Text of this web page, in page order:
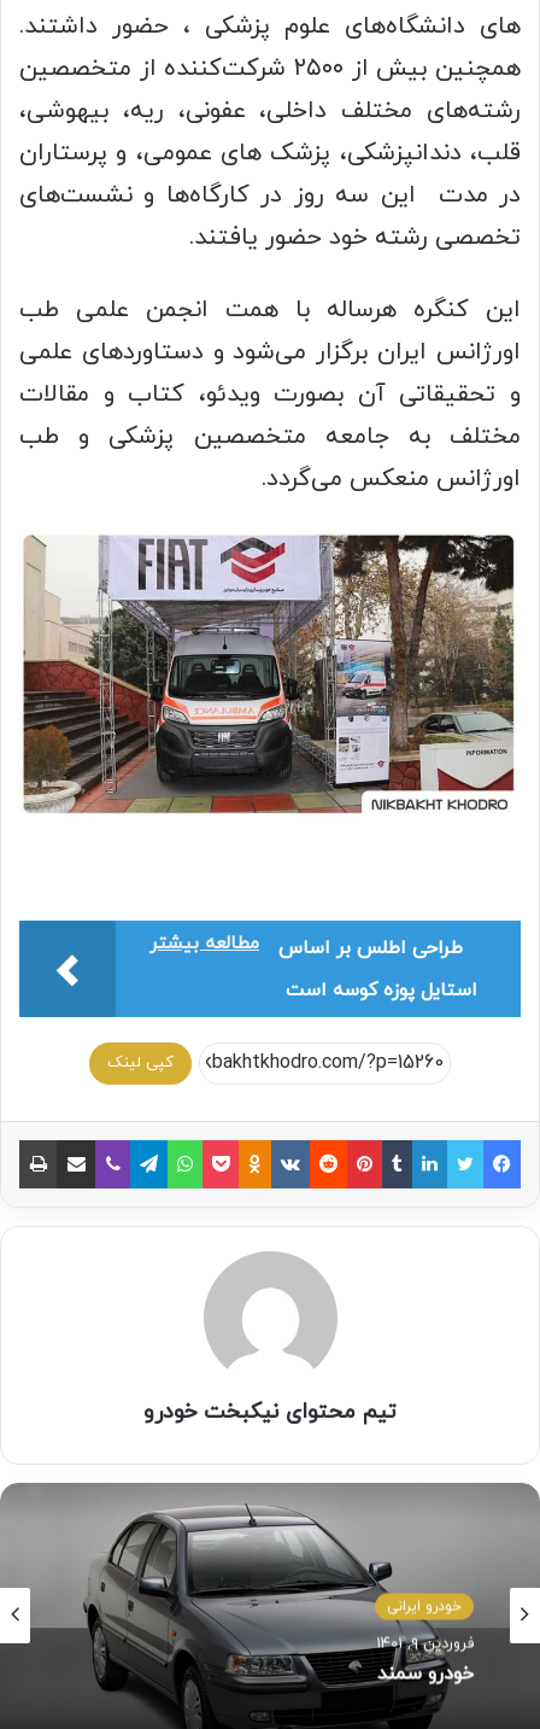
های دانشگاه‌های علوم پزشکی ، حضور داشتند.
همچنین بیش از ۲۵۰۰ شرکت‌کننده از متخصصین
رشته‌های مختلف داخلی، عفونی، ریه، بیهوشی،
قلب، دندانپزشکی، پزشک های عمومی، و پرستاران
در مدت این سه روز در کارگاه‌ها و نشست‌های
تخصصی رشته خود حضور یافتند.
این کنگره هرساله با همت انجمن علمی طب
اورژانس ایران برگزار می‌شود و دستاوردهای علمی
و تحقیقاتی آن بصورت ویدئو، کتاب و مقالات
مختلف به جامعه متخصصین پزشکی و طب
اورژانس منعکس می‌گردد.
مطالعه بیشتر
طراحی اطلس بر اساس
استایل پوزه کوسه است
کپی لینک
تیم محتوای نیکبخت خودرو
خودرو ایرانی
فروردین ۹, ۱۴۰۱
خودرو سمند
اخبار و رویداد ها
آذر ۸, ۱۴۰۱